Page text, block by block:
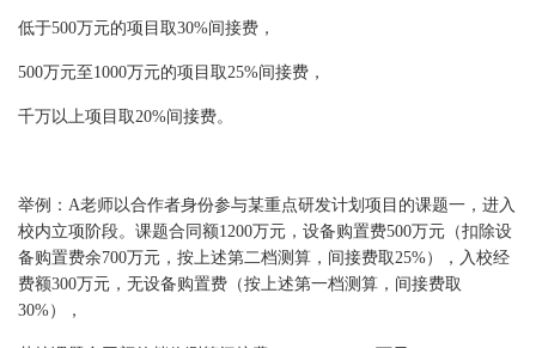
低于500万元的项目取30%间接费，
500万元至1000万元的项目取25%间接费，
千万以上项目取20%间接费。
举例：A老师以合作者身份参与某重点研发计划项目的课题一，进入
校内立项阶段。课题合同额1200万元，设备购置费500万元（扣除设
备购置费余700万元，按上述第二档测算，间接费取25%），入校经
费额300万元，无设备购置费（按上述第一档测算，间接费取
30%），